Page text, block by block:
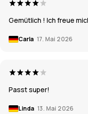
Gemütlich ! Ich freue
Carla 17. Mai 2026
Passt super!
Linda 13. Mai 2026